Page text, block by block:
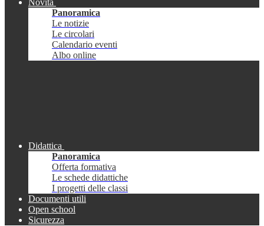
Novità
Panoramica
Le notizie
Le circolari
Calendario eventi
Albo online
Didattica
Panoramica
Offerta formativa
Le schede didattiche
I progetti delle classi
Documenti utili
Open school
Sicurezza